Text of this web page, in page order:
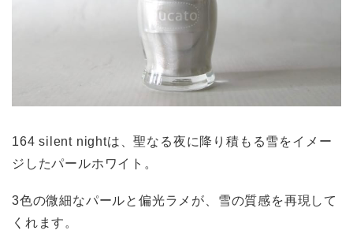
164 silent nightは、聖なる夜に降り積もる雪をイメー
ジしたパールホワイト。
3色の微細なパールと偏光ラメが、雪の質感を再現して
くれます。